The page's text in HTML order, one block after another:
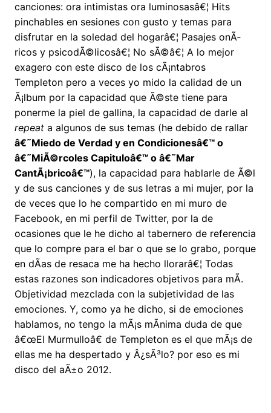
canciones: ora intimistas ora luminosasâ€¦ Hits
pinchables en sesiones con gusto y temas para
disfrutar en la soledad del hogarâ€¦ Pasajes onÃ­
ricos y psicodÃ©licosâ€¦ No sÃ©â€¦ A lo mejor
exagero con este disco de los cÃ¡ntabros
Templeton pero a veces yo mido la calidad de un
Ã¡lbum por la capacidad que Ã©ste tiene para
ponerme la piel de gallina, la capacidad de darle al
repeat a algunos de sus temas (he debido de rallar
â€˜Miedo de Verdad y en Condicionesâ€™ o
â€˜MiÃ©rcoles Capituloâ€™ o â€˜Mar
CantÃ¡bricoâ€™), la capacidad para hablarle de Ã©l
y de sus canciones y de sus letras a mi mujer, por la
de veces que lo he compartido en mi muro de
Facebook, en mi perfil de Twitter, por la de
ocasiones que le he dicho al tabernero de referencia
que lo compre para el bar o que se lo grabo, porque
en dÃ­as de resaca me ha hecho llorarâ€¦ Todas
estas razones son indicadores objetivos para mÃ­.
Objetividad mezclada con la subjetividad de las
emociones. Y, como ya he dicho, si de emociones
hablamos, no tengo la mÃ¡s mÃ­nima duda de que
â€œEl Murmulloâ€ de Templeton es el que mÃ¡s de
ellas me ha despertado y Â¿sÃ³lo? por eso es mi
disco del aÃ±o 2012.